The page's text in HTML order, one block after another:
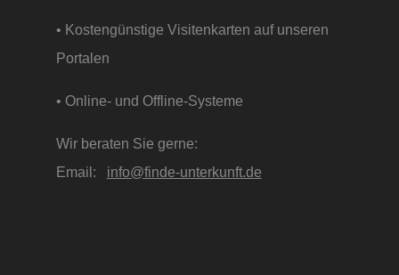
• Kostengünstige Visitenkarten auf unseren
Portalen
• Online- und Offline-Systeme
Wir beraten Sie gerne:
Email: info@finde-unterkunft.de